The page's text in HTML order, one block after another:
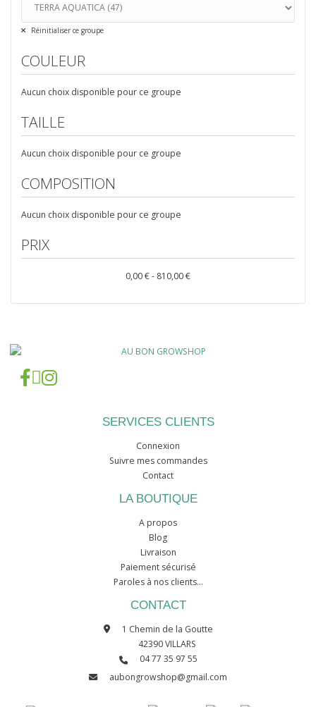
Réinitialiser ce groupe
COULEUR
Aucun choix disponible pour ce groupe
TAILLE
Aucun choix disponible pour ce groupe
COMPOSITION
Aucun choix disponible pour ce groupe
PRIX
0,00 € - 810,00 €
SERVICES CLIENTS
Connexion
Suivre mes commandes
Contact
LA BOUTIQUE
A propos
Blog
Livraison
Paiement sécurisé
Paroles à nos clients...
CONTACT
1 Chemin de la Goutte
42390 VILLARS
04 77 35 97 55
aubongrowshop@gmail.com